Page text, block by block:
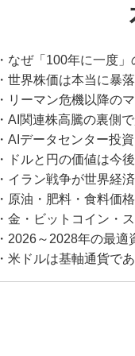
・なぜ「100年に一度
・世界株価は本当に暴
・リーマン危機以降の
・AI関連株高騰の裏側
・AIデータセンター投
・ドルと円の価値は今
・イラン戦争が世界経
・原油・肥料・食料価
・金・ビットコイン・
・2026～2028年の最
・米ドルは基軸通貨で